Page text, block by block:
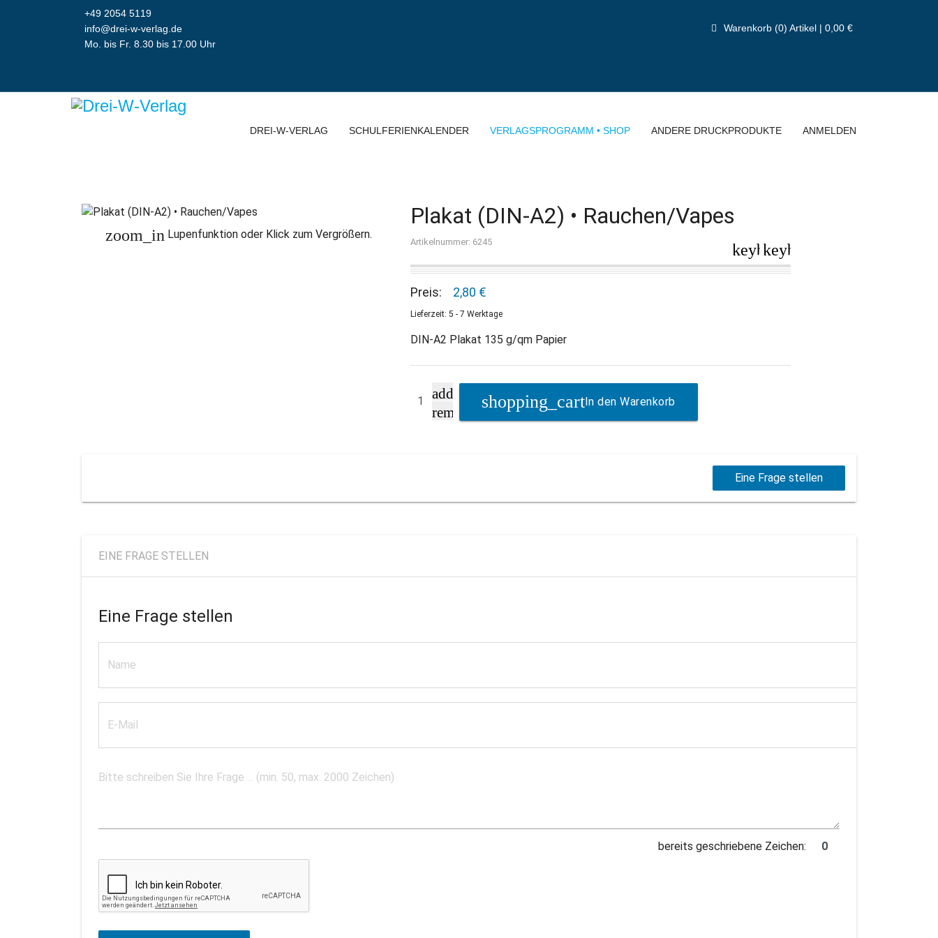
+49 2054 5119
info@drei-w-verlag.de
Mo. bis Fr. 8.30 bis 17.00 Uhr
Warenkorb (0) Artikel | 0,00 €
DREI-W-VERLAG SCHULFERIENKALENDER VERLAGSPROGRAMM • SHOP ANDERE DRUCKPRODUKTE ANMELDEN
zoom_in Lupenfunktion oder Klick zum Vergrößern.
Plakat (DIN-A2) • Rauchen/Vapes
Artikelnummer: 6245 keyboard_arrow_left
keyboard_arrow_right
Preis: 2,80 €
Lieferzeit: 5 - 7 Werktage
DIN-A2 Plakat 135 g/qm Papier
add
remove
In den Warenkorb
Eine Frage stellen
EINE FRAGE STELLEN
Eine Frage stellen
bereits geschriebene Zeichen: